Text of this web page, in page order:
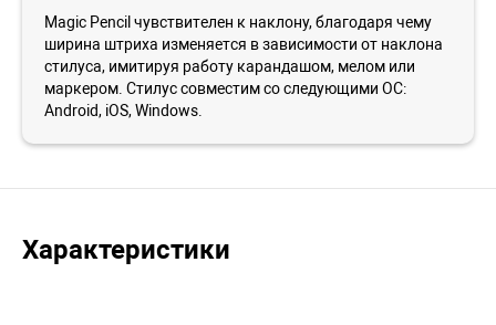
Magic Pencil чувствителен к наклону, благодаря чему
ширина штриха изменяется в зависимости от наклона
стилуса, имитируя работу карандашом, мелом или
маркером. Стилус совместим со следующими ОС:
Android, iOS, Windows.
Характеристики